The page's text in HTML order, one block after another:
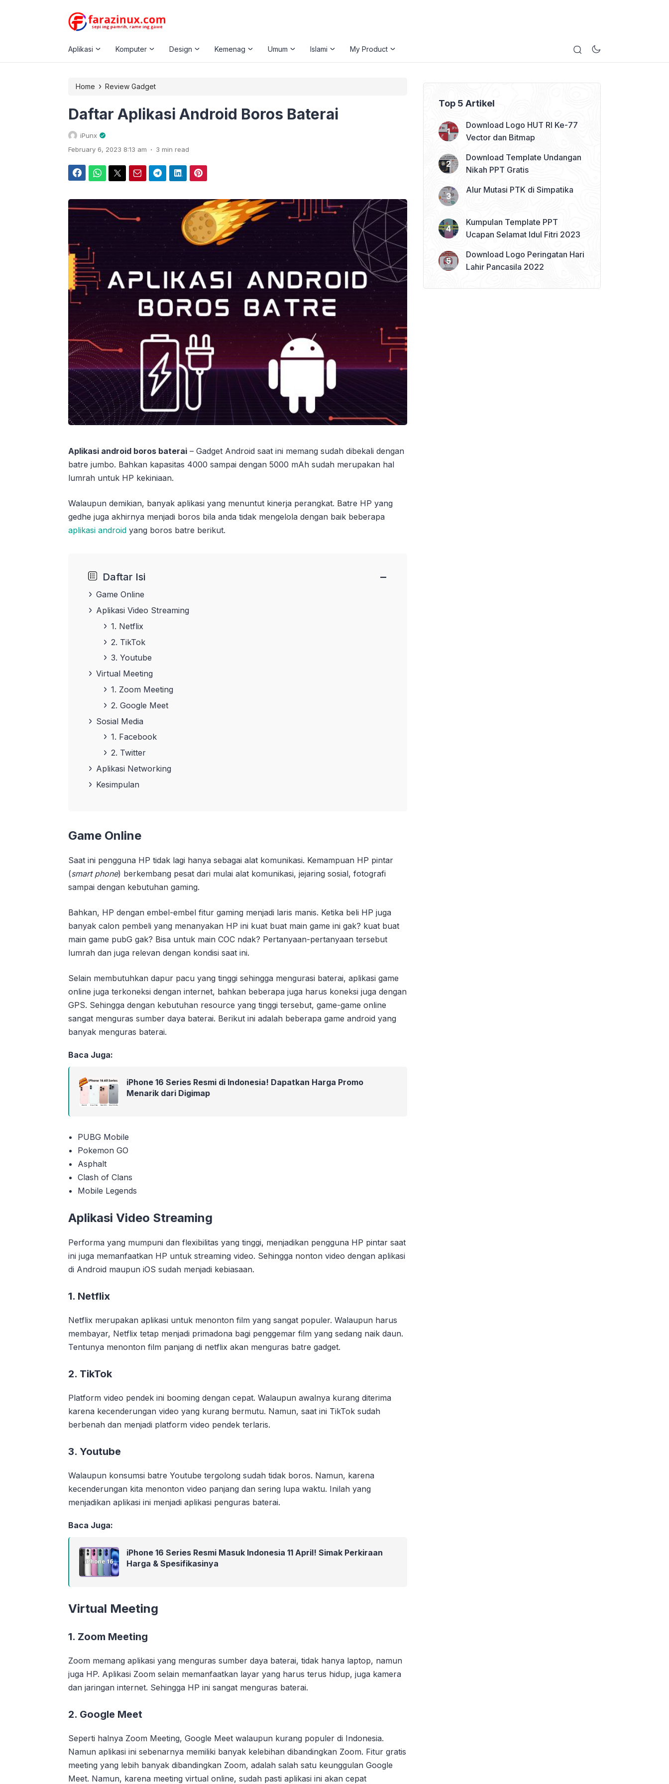
Aplikasi Komputer Design Kemenag Umum Islami My Product
Home › Review Gadget
Daftar Aplikasi Android Boros Baterai
iPunx
February 6, 2023 8:13 am . 3 min read
Aplikasi android boros baterai – Gadget Android saat ini memang sudah dibekali dengan
batre jumbo. Bahkan kapasitas 4000 sampai dengan 5000 mAh sudah merupakan hal
lumrah untuk HP kekiniaan.
Walaupun demikian, banyak aplikasi yang menuntut kinerja perangkat. Batre HP yang
gedhe juga akhirnya menjadi boros bila anda tidak mengelola dengan baik beberapa
aplikasi android yang boros batre berikut.
Daftar Isi −
Game Online
Aplikasi Video Streaming
1. Netflix
2. TikTok
3. Youtube
Virtual Meeting
1. Zoom Meeting
2. Google Meet
Sosial Media
1. Facebook
2. Twitter
Aplikasi Networking
Kesimpulan
Game Online
Saat ini pengguna HP tidak lagi hanya sebagai alat komunikasi. Kemampuan HP pintar
(smart phone) berkembang pesat dari mulai alat komunikasi, jejaring sosial, fotografi
sampai dengan kebutuhan gaming.
Bahkan, HP dengan embel-embel fitur gaming menjadi laris manis. Ketika beli HP juga
banyak calon pembeli yang menanyakan HP ini kuat buat main game ini gak? kuat buat
main game pubG gak? Bisa untuk main COC ndak? Pertanyaan-pertanyaan tersebut
lumrah dan juga relevan dengan kondisi saat ini.
Selain membutuhkan dapur pacu yang tinggi sehingga mengurasi baterai, aplikasi game
online juga terkoneksi dengan internet, bahkan beberapa juga harus koneksi juga dengan
GPS. Sehingga dengan kebutuhan resource yang tinggi tersebut, game-game online
sangat menguras sumber daya baterai. Berikut ini adalah beberapa game android yang
banyak menguras baterai.
Baca Juga:
iPhone 16 Series Resmi di Indonesia! Dapatkan Harga Promo
Menarik dari Digimap
PUBG Mobile
Pokemon GO
Asphalt
Clash of Clans
Mobile Legends
Aplikasi Video Streaming
Performa yang mumpuni dan flexibilitas yang tinggi, menjadikan pengguna HP pintar saat
ini juga memanfaatkan HP untuk streaming video. Sehingga nonton video dengan aplikasi
di Android maupun iOS sudah menjadi kebiasaan.
1. Netflix
Netflix merupakan aplikasi untuk menonton film yang sangat populer. Walaupun harus
membayar, Netflix tetap menjadi primadona bagi penggemar film yang sedang naik daun.
Tentunya menonton film panjang di netflix akan menguras batre gadget.
2. TikTok
Platform video pendek ini booming dengan cepat. Walaupun awalnya kurang diterima
karena kecenderungan video yang kurang bermutu. Namun, saat ini TikTok sudah
berbenah dan menjadi platform video pendek terlaris.
3. Youtube
Walaupun konsumsi batre Youtube tergolong sudah tidak boros. Namun, karena
kecenderungan kita menonton video panjang dan sering lupa waktu. Inilah yang
menjadikan aplikasi ini menjadi aplikasi penguras baterai.
Baca Juga:
iPhone 16 Series Resmi Masuk Indonesia 11 April! Simak Perkiraan
Harga & Spesifikasinya
Virtual Meeting
1. Zoom Meeting
Zoom memang aplikasi yang menguras sumber daya baterai, tidak hanya laptop, namun
juga HP. Aplikasi Zoom selain memanfaatkan layar yang harus terus hidup, juga kamera
dan jaringan internet. Sehingga HP ini sangat menguras baterai.
2. Google Meet
Seperti halnya Zoom Meeting, Google Meet walaupun kurang populer di Indonesia.
Namun aplikasi ini sebenarnya memiliki banyak kelebihan dibandingkan Zoom. Fitur gratis
meeting yang lebih banyak dibandingkan Zoom, adalah salah satu keunggulan Google
Meet. Namun, karena meeting virtual online, sudah pasti aplikasi ini akan cepat
Top 5 Artikel
Download Logo HUT RI Ke-77
Vector dan Bitmap
Download Template Undangan
Nikah PPT Gratis
Alur Mutasi PTK di Simpatika
Kumpulan Template PPT
Ucapan Selamat Idul Fitri 2023
Download Logo Peringatan Hari
Lahir Pancasila 2022